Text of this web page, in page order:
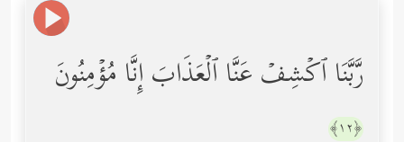
رَّبَّنَا ٱكۡشِفۡ عَنَّا ٱلۡعَذَابَ إِنَّا مُؤۡمِنُونَ
﴿١٢﴾